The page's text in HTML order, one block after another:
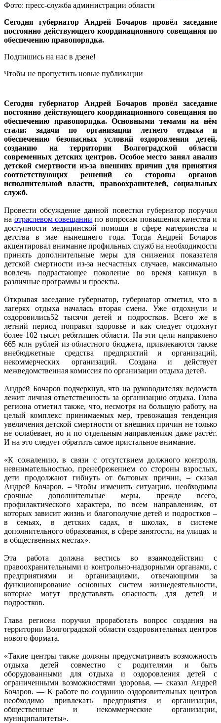
Фото: пресс-служба администрации области
Сегодня губернатор Андрей Бочаров провёл заседание
постоянно действующего координационного совещания по
обеспечению правопорядка.
Подпишись на нас в дзене!
Чтобы не пропустить новые публикации
Сегодня губернатор Андрей Бочаров провёл заседание
постоянно действующего координационного совещания по
обеспечению правопорядка. Основными темами на нём
стали: задачи по организации летнего отдыха и
обеспечению безопасных условий оздоровления детей,
созданию на территории Волгоградской области
современных детских центров. Особое место занял анализ
детской смертности из-за внешних причин для принятия
соответствующих решений со стороны органов
исполнительной власти, правоохранителей, социальных
служб.
Провести обсуждение данной повестки губернатор поручил
на отраслевом совещании по вопросам повышения качества и
доступности медицинской помощи в сфере материнства и
детства в мае нынешнего года. Тогда Андрей Бочаров
акцентировал внимание профильных служб на необходимости
принять дополнительные меры для снижения показателя
детской смертности из-за несчастных случаев, максимально
вовлечь подрастающее поколение во время каникул в
различные программы и проекты.
Открывая заседание губернатор, губернатор отметил, что в
лагерях отдыха началась вторая смена. Уже отдохнули и
оздоровились52 тысячи детей и подростков. Всего же в
летний период поправят здоровье и как следует отдохнут
более 102 тысяч ребятишек области. На эти цели направлено
665 млн рублей из областного бюджета, привлекаются также
внебюджетные средства предприятий и организаций,
некоммерческих организаций. Создана и действует
межведомственная комиссия по организации отдыха детей.
Андрей Бочаров подчеркнул, что на руководителях ведомств
лежит личная ответственность за организацию отдыха. Глава
региона отметил также, что, несмотря на большую работу, на
целый комплекс принимаемых мер, тревожащая тенденция
увеличения детской смертности от внешних причин не только
не ослабевает, но и по отдельным направлениям даже растёт.
И на это следует обратить самое пристальное внимание.
«К сожалению, в связи с отсутствием должного контроля,
невнимательностью, пренебрежением со стороны взрослых,
дети продолжают гибнуть от бытовых причин, – сказал
Андрей Бочаров. – Чтобы изменить ситуацию, необходимы
срочные дополнительные меры, прежде всего,
профилактического характера, по всем направлениям, от
которых зависит жизнь и благополучие детей и подростков –
в семьях, в детских садах, в школах, в системе
дополнительного образования, в сфере занятости, на улицах и
в общественных местах».
Эта работа должна вестись во взаимодействии с
правоохранительными и контрольно-надзорными органами, с
предприятиями и организациями, отвечающими за
функционирование основных систем жизнедеятельности,
которые могут представлять опасность для детей и
подростков.
Глава региона поручил проработать вопрос создания на
территории Волгоградской области оздоровительных центров
нового формата.
«Такие центры также должны предусматривать возможность
отдыха детей совместно с родителями и быть
оборудованными для отдыха и оздоровления детей с
ограниченными возможностями здоровья, — сказал Андрей
Бочаров. — К работе по созданию оздоровительных центров
необходимо привлекать предприятия и организации,
общественные и некоммерческие организации,
муниципалитеты».